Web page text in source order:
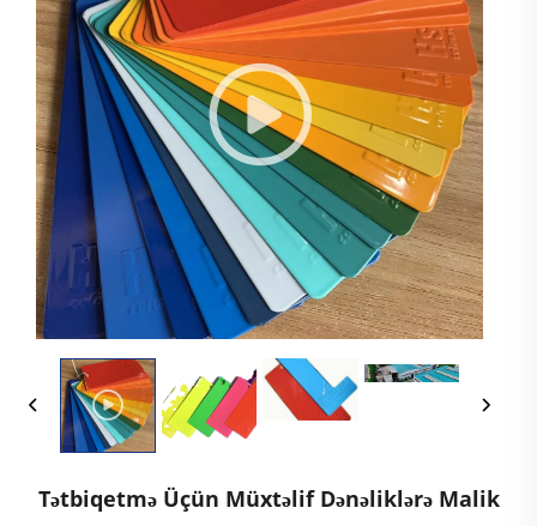
Tətbiqetmə Üçün Müxtəlif Dənəliklərə Malik